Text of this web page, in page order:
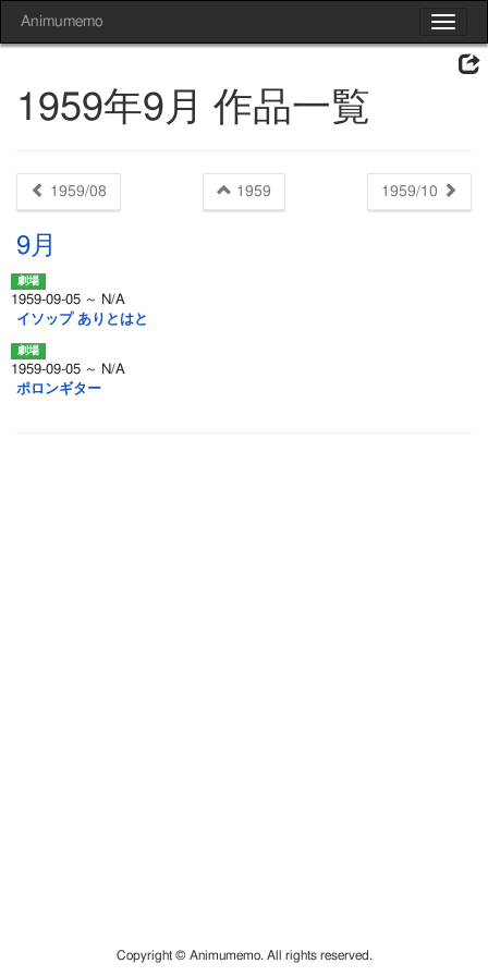
Toggle
Animumemo
1959年9月 作品一覧
1959/08 1959 1959/10
9月
1959-09-05 ～ N/A
イソップ ありとはと
1959-09-05 ～ N/A
ポロンギター
Copyright © Animumemo. All rights reserved.